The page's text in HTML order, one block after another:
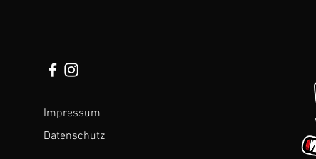
Impressum
Datenschutz